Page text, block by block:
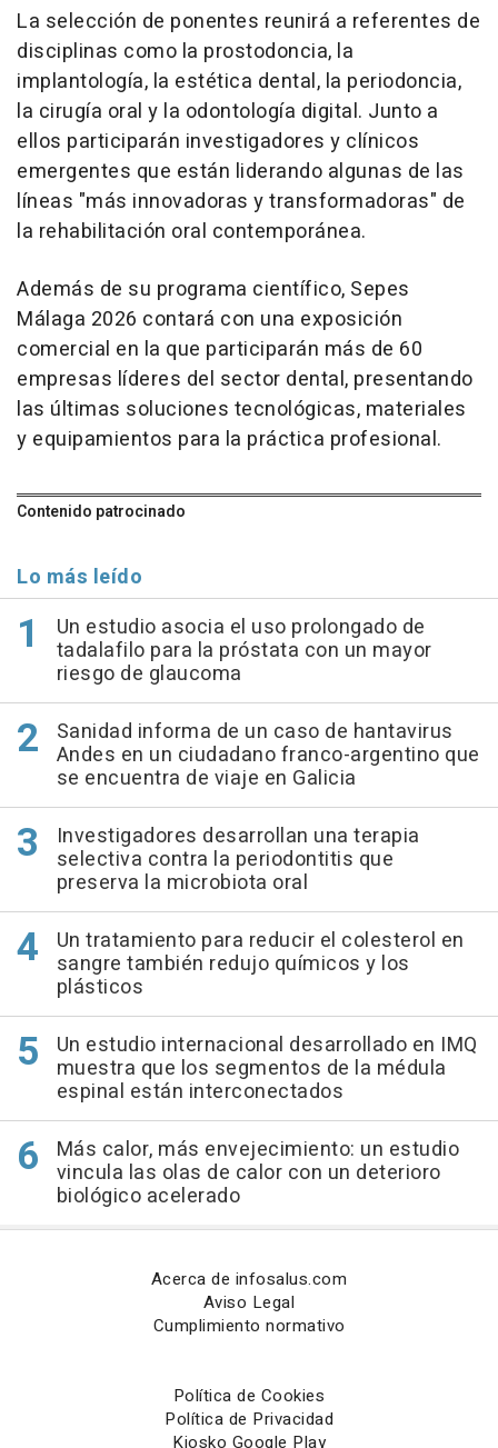
La selección de ponentes reunirá a referentes de
disciplinas como la prostodoncia, la
implantología, la estética dental, la periodoncia,
la cirugía oral y la odontología digital. Junto a
ellos participarán investigadores y clínicos
emergentes que están liderando algunas de las
líneas "más innovadoras y transformadoras" de
la rehabilitación oral contemporánea.
Además de su programa científico, Sepes
Málaga 2026 contará con una exposición
comercial en la que participarán más de 60
empresas líderes del sector dental, presentando
las últimas soluciones tecnológicas, materiales
y equipamientos para la práctica profesional.
Contenido patrocinado
Lo más leído
Un estudio asocia el uso prolongado de
tadalafilo para la próstata con un mayor
riesgo de glaucoma
Sanidad informa de un caso de hantavirus
Andes en un ciudadano franco-argentino que
se encuentra de viaje en Galicia
Investigadores desarrollan una terapia
selectiva contra la periodontitis que
preserva la microbiota oral
Un tratamiento para reducir el colesterol en
sangre también redujo químicos y los
plásticos
Un estudio internacional desarrollado en IMQ
muestra que los segmentos de la médula
espinal están interconectados
Más calor, más envejecimiento: un estudio
vincula las olas de calor con un deterioro
biológico acelerado
Acerca de infosalus.com
Aviso Legal
Cumplimiento normativo
Política de Cookies
Política de Privacidad
Kiosko Google Play